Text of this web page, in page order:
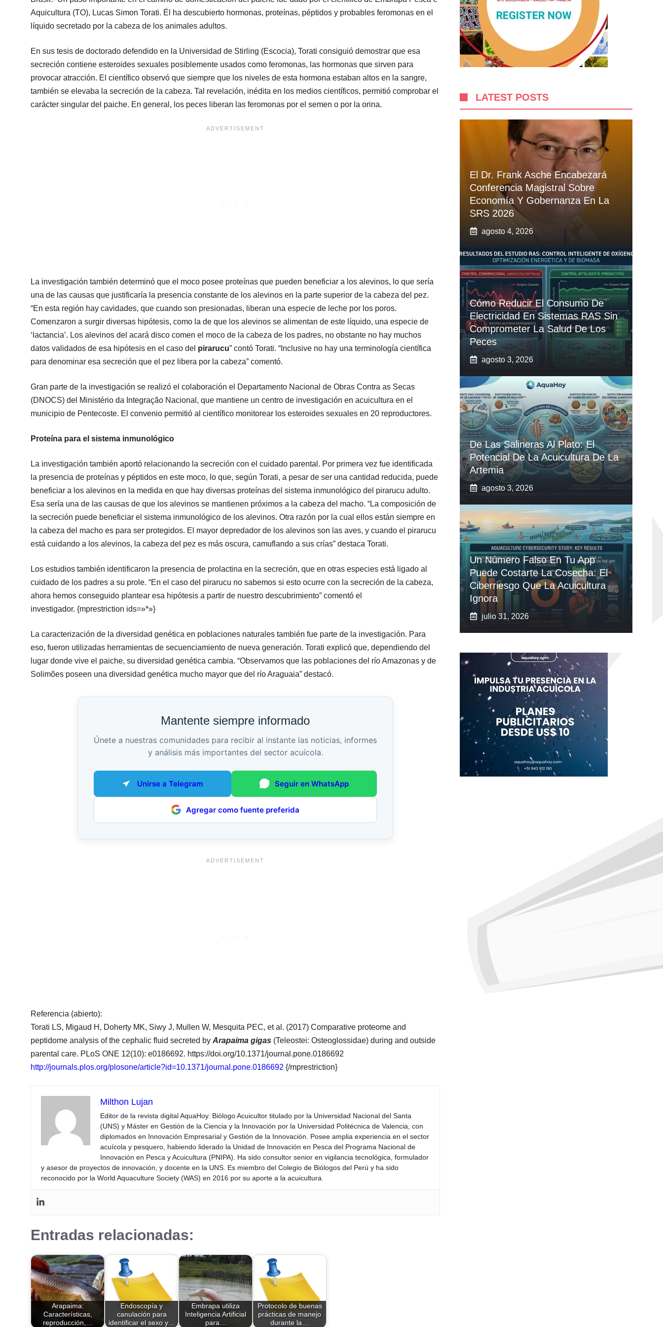
Aquicultura (TO), Lucas Simon Torati. Él ha descubierto hormonas, proteínas, péptidos y probables feromonas en el
líquido secretado por la cabeza de los animales adultos.
En sus tesis de doctorado defendido en la Universidad de Stirling (Escocia), Torati consiguió demostrar que esa
secreción contiene esteroides sexuales posiblemente usados como feromonas, las hormonas que sirven para
provocar atracción. El científico observó que siempre que los niveles de esta hormona estaban altos en la sangre,
también se elevaba la secreción de la cabeza. Tal revelación, inédita en los medios científicos, permitió comprobar el
carácter singular del paiche. En general, los peces liberan las feromonas por el semen o por la orina.
La investigación también determinó que el moco posee proteínas que pueden beneficiar a los alevinos, lo que sería
una de las causas que justificaría la presencia constante de los alevinos en la parte superior de la cabeza del pez.
“En esta región hay cavidades, que cuando son presionadas, liberan una especie de leche por los poros.
Comenzaron a surgir diversas hipótesis, como la de que los alevinos se alimentan de este líquido, una especie de
‘lactancia’. Los alevinos del acará disco comen el moco de la cabeza de los padres, no obstante no hay muchos
datos validados de esa hipótesis en el caso del pirarucu” contó Torati. “Inclusive no hay una terminología científica
para denominar esa secreción que el pez libera por la cabeza” comentó.
Gran parte de la investigación se realizó el colaboración el Departamento Nacional de Obras Contra as Secas
(DNOCS) del Ministério da Integração Nacional, que mantiene un centro de investigación en acuicultura en el
municipio de Pentecoste. El convenio permitió al científico monitorear los esteroides sexuales en 20 reproductores.
Proteína para el sistema inmunológico
La investigación también aportó relacionando la secreción con el cuidado parental. Por primera vez fue identificada
la presencia de proteínas y péptidos en este moco, lo que, según Torati, a pesar de ser una cantidad reducida, puede
beneficiar a los alevinos en la medida en que hay diversas proteínas del sistema inmunológico del pirarucu adulto.
Esa sería una de las causas de que los alevinos se mantienen próximos a la cabeza del macho. “La composición de
la secreción puede beneficiar el sistema inmunológico de los alevinos. Otra razón por la cual ellos están siempre en
la cabeza del macho es para ser protegidos. El mayor depredador de los alevinos son las aves, y cuando el pirarucu
está cuidando a los alevinos, la cabeza del pez es más oscura, camuflando a sus crías” destaca Torati.
Los estudios también identificaron la presencia de prolactina en la secreción, que en otras especies está ligado al
cuidado de los padres a su prole. “En el caso del pirarucu no sabemos si esto ocurre con la secreción de la cabeza,
ahora hemos conseguido plantear esa hipótesis a partir de nuestro descubrimiento” comentó el
investigador. {mprestriction ids=»*»}
La caracterización de la diversidad genética en poblaciones naturales también fue parte de la investigación. Para
eso, fueron utilizadas herramientas de secuenciamiento de nueva generación. Torati explicó que, dependiendo del
lugar donde vive el paiche, su diversidad genética cambia. “Observamos que las poblaciones del río Amazonas y de
Solimões poseen una diversidad genética mucho mayor que del río Araguaia” destacó.
Mantente siempre informado
Únete a nuestras comunidades para recibir al instante las noticias, informes
y análisis más importantes del sector acuícola.
Unirse a Telegram Seguir en WhatsApp
Agregar como fuente preferida
Referencia (abierto):
Torati LS, Migaud H, Doherty MK, Siwy J, Mullen W, Mesquita PEC, et al. (2017) Comparative proteome and
peptidome analysis of the cephalic fluid secreted by Arapaima gigas (Teleostei: Osteoglossidae) during and outside
parental care. PLoS ONE 12(10): e0186692. https://doi.org/10.1371/journal.pone.0186692
http://journals.plos.org/plosone/article?id=10.1371/journal.pone.0186692 {/mprestriction}
Milthon Lujan
Editor de la revista digital AquaHoy. Biólogo Acuicultor titulado por la Universidad Nacional del Santa
(UNS) y Máster en Gestión de la Ciencia y la Innovación por la Universidad Politécnica de Valencia, con
diplomados en Innovación Empresarial y Gestión de la Innovación. Posee amplia experiencia en el sector
acuícola y pesquero, habiendo liderado la Unidad de Innovación en Pesca del Programa Nacional de
Innovación en Pesca y Acuicultura (PNIPA). Ha sido consultor senior en vigilancia tecnológica, formulador
y asesor de proyectos de innovación, y docente en la UNS. Es miembro del Colegio de Biólogos del Perú y ha sido
reconocido por la World Aquaculture Society (WAS) en 2016 por su aporte a la acuicultura.
Entradas relacionadas:
Arapaima:
Características,
reproducción,…
Endoscopía y
canulación para
identificar el sexo y…
Embrapa utiliza
Inteligencia Artificial
para…
Protocolo de buenas
prácticas de manejo
durante la…
LATEST POSTS
El Dr. Frank Asche Encabezará
Conferencia Magistral Sobre
Economía Y Gobernanza En La
SRS 2026
agosto 4, 2026
Cómo Reducir El Consumo De
Electricidad En Sistemas RAS Sin
Comprometer La Salud De Los
Peces
agosto 3, 2026
De Las Salineras Al Plato: El
Potencial De La Acuicultura De La
Artemia
agosto 3, 2026
Un Número Falso En Tu App
Puede Costarte La Cosecha: El
Ciberriesgo Que La Acuicultura
Ignora
julio 31, 2026